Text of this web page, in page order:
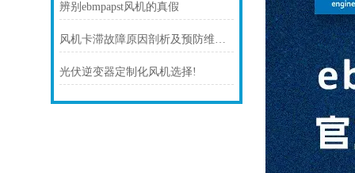
辨别ebmpapst风机的真假
风机卡滞故障原因剖析及预防维护技巧
光伏逆变器定制化风机选择!